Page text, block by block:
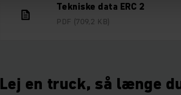
Tekniske data ERC 2
PDF (709,2 KB)
Lej en truck, så længe